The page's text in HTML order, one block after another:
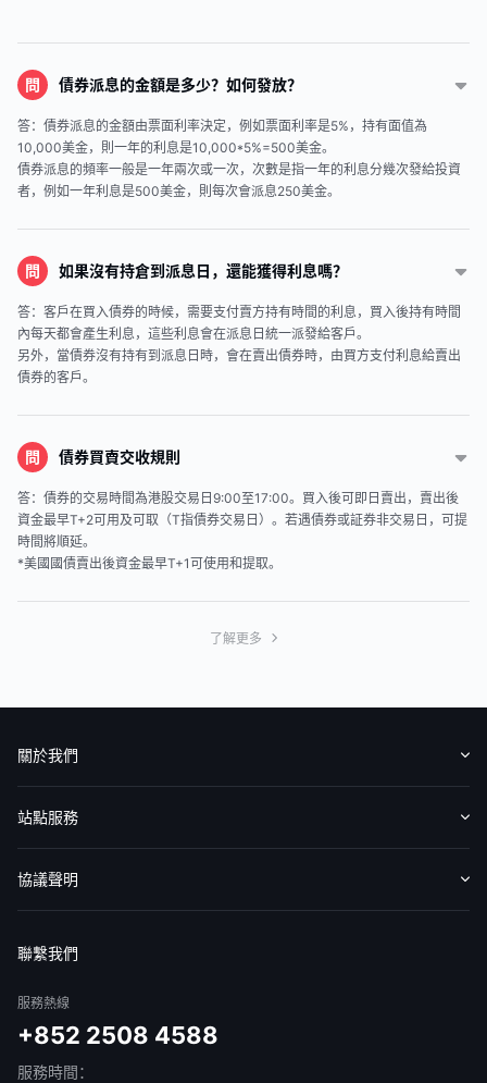
問 債券派息的金額是多少？如何發放？
答：債券派息的金額由票面利率決定，例如票面利率是5%，持有面值為
10,000美金，則一年的利息是10,000*5%=500美金。
債券派息的頻率一般是一年兩次或一次，次數是指一年的利息分幾次發給投資
者，例如一年利息是500美金，則每次會派息250美金。
問 如果沒有持倉到派息日，還能獲得利息嗎？
答：客戶在買入債券的時候，需要支付賣方持有時間的利息，買入後持有時間
內每天都會產生利息，這些利息會在派息日統一派發給客戶。
另外，當債券沒有持有到派息日時，會在賣出債券時，由買方支付利息給賣出
債券的客戶。
問 債券買賣交收規則
答：債券的交易時間為港股交易日9:00至17:00。買入後可即日賣出，賣出後
資金最早T+2可用及可取（T指債券交易日）。若遇債券或証券非交易日，可提
時間將順延。
*美國國債賣出後資金最早T+1可使用和提取。
了解更多
關於我們
認識華盛
媒體報導
意見反饋
站點服務
收費標準
交易工具
幫助中心
協議聲明
聯繫我們
服務熱線
+852 2508 4588
服務時間：